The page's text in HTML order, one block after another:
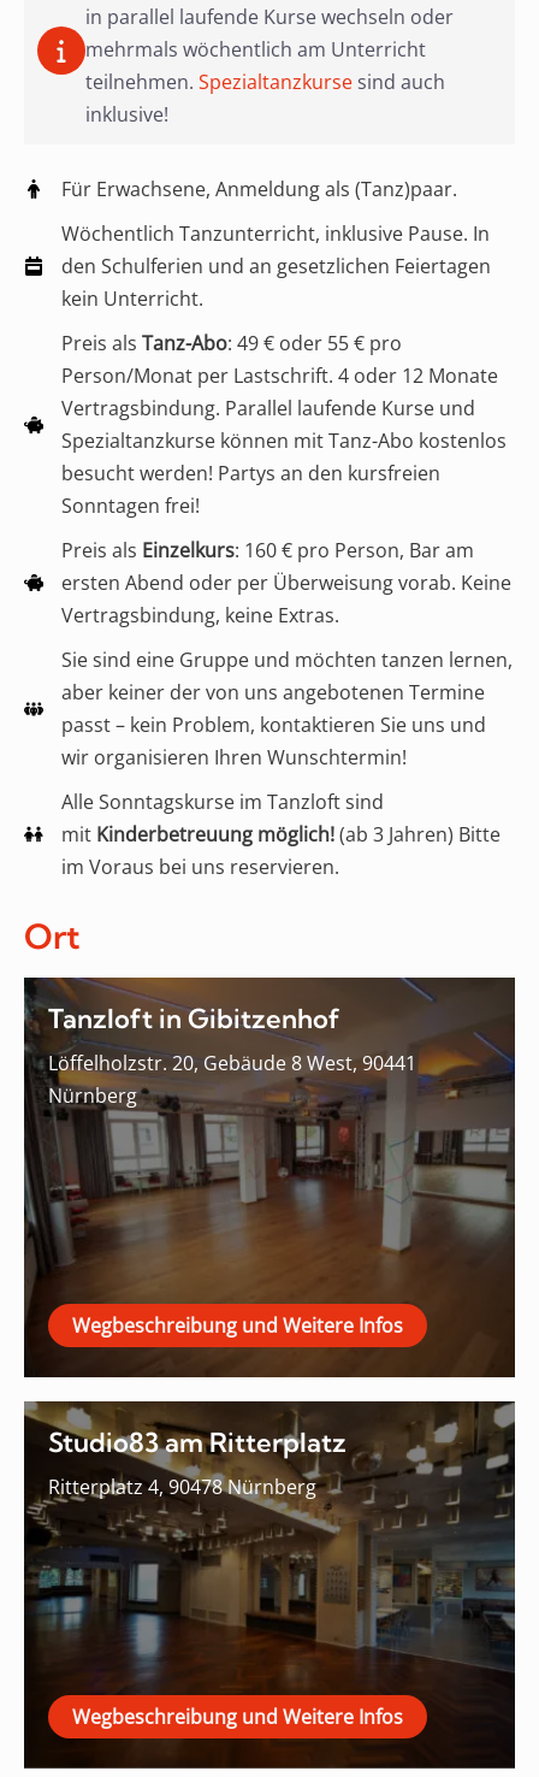
in parallel laufende Kurse wechseln oder
mehrmals wöchentlich am Unterricht
teilnehmen. Spezialtanzkurse sind auch
inklusive!
Für Erwachsene, Anmeldung als (Tanz)paar.
Wöchentlich Tanzunterricht, inklusive Pause. In
den Schulferien und an gesetzlichen Feiertagen
kein Unterricht.
Preis als Tanz-Abo: 49 € oder 55 € pro
Person/Monat per Lastschrift. 4 oder 12 Monate
Vertragsbindung. Parallel laufende Kurse und
Spezialtanzkurse können mit Tanz-Abo kostenlos
besucht werden! Partys an den kursfreien
Sonntagen frei!
Preis als Einzelkurs: 160 € pro Person, Bar am
ersten Abend oder per Überweisung vorab. Keine
Vertragsbindung, keine Extras.
Sie sind eine Gruppe und möchten tanzen lernen,
aber keiner der von uns angebotenen Termine
passt – kein Problem, kontaktieren Sie uns und
wir organisieren Ihren Wunschtermin!
Alle Sonntagskurse im Tanzloft sind
mit Kinderbetreuung möglich!(ab 3 Jahren) Bitte
im Voraus bei uns reservieren.
Ort
Tanzloft in Gibitzenhof
Löffelholzstr. 20, Gebäude 8 West, 90441
Nürnberg
Wegbeschreibung und Weitere Infos
Studio83 am Ritterplatz
Ritterplatz 4, 90478 Nürnberg
Wegbeschreibung und Weitere Infos